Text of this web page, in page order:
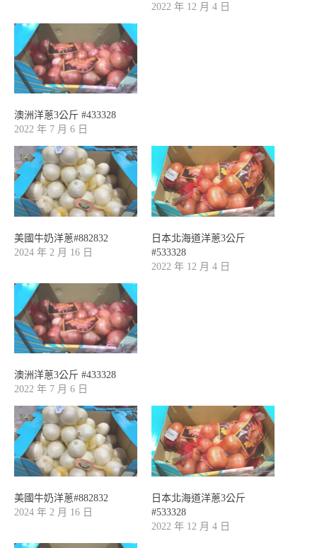
2022 年 12 月 4 日
澳洲洋蔥3公斤 #433328
2022 年 7 月 6 日
美國牛奶洋蔥#882832
2024 年 2 月 16 日
日本北海道洋蔥3公斤
#533328
2022 年 12 月 4 日
澳洲洋蔥3公斤 #433328
2022 年 7 月 6 日
美國牛奶洋蔥#882832
2024 年 2 月 16 日
日本北海道洋蔥3公斤
#533328
2022 年 12 月 4 日